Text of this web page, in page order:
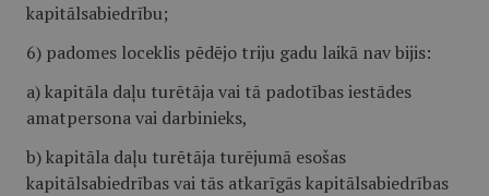
kapitālsabiedrību;
6) padomes loceklis pēdējo triju gadu laikā nav bijis:
a) kapitāla daļu turētāja vai tā padotības iestādes
amatpersona vai darbinieks,
b) kapitāla daļu turētāja turējumā esošas
kapitālsabiedrības vai tās atkarīgās kapitālsabiedrības